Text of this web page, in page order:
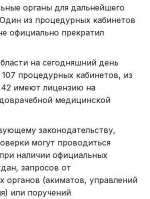
органы для дальнейшего
из процедурных кабинетов
официально прекратил
на сегодняшний день
процедурных кабинетов, из
42 имеют лицензию на
медицинской
законодательству,
могут проводиться
наличии официальных
запросов от
органов (акиматов, управлений
или поручений